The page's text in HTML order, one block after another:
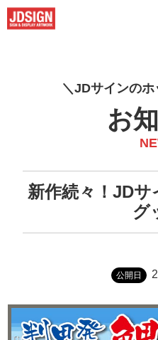
JDサイ ンのホ
お
新作続々！JD
グ
公開日